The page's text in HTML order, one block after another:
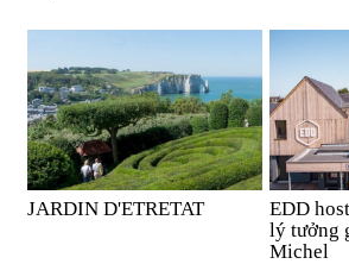
JARDIN D'ETRETAT
EDD hostel : Nơi dừng chân
lý tưởng
Michel